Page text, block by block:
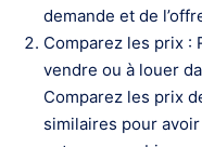
demande et de
Comparez les prix :
vendre ou à louer
Comparez les prix
similaires pour